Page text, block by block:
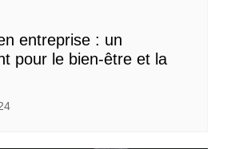
entreprise : un
pour le bien-être et la